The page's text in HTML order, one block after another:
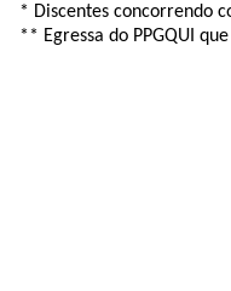
* Discentes concorrendo
** Egressa do PPGQUI